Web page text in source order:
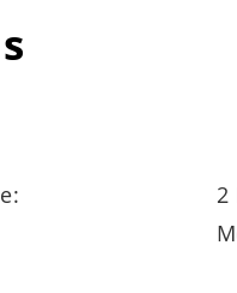
2